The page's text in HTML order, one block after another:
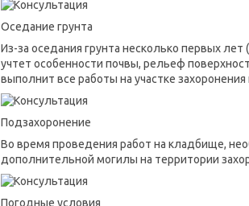
Оседание грунта
Из-за оседания грунта несколько первых
учтет особенности почвы, рельеф
выполнит все работы на участке
Подзахоронение
Во время проведения работ на кладбище,
дополнительной могилы на территории
Погодные условия